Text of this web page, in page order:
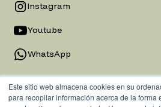
Este sitio web almacena cookies en su
para recopilar información acerca de la forma
Instagram
Youtube
WhatsApp